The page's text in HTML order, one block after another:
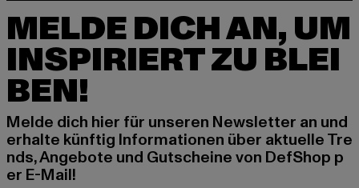
MELDE DICH AN, UM
INSPIRIERT ZU BLEI
BEN!
Melde dich hier für unseren Newsletter an und
erhalte künftig Informationen über aktuelle Tre
nds, Angebote und Gutscheine von DefShop p
er E-Mail!